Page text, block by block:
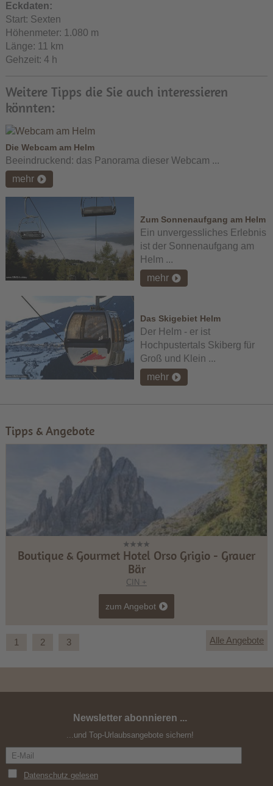
Eckdaten:
Start: Sexten
Höhenmeter: 1.080 m
Länge: 11 km
Gehzeit: 4 h
Weitere Tipps die Sie auch interessieren
könnten:
Die Webcam am Helm
Beeindruckend: das Panorama dieser Webcam ...
mehr
Zum Sonnenaufgang am Helm
Ein unvergessliches Erlebnis
ist der Sonnenaufgang am
Helm ...
mehr
Das Skigebiet Helm
Der Helm - er ist
Hochpustertals Skiberg für
Groß und Klein ...
mehr
Tipps & Angebote
Boutique & Gourmet Hotel Orso Grigio - Grauer
Bär
CIN +
Wanderurlaub 7=6
zum Angebot
1 2 3 Alle Angebote
Newsletter abonnieren ...
...und Top-Urlaubsangebote sichern!